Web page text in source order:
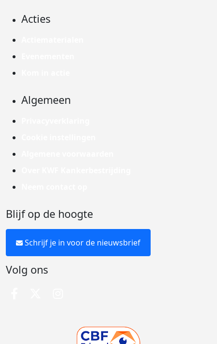
Acties
Algemeen
Blijf op de hoogte
Schrijf je in voor de nieuwsbrief
Volg ons